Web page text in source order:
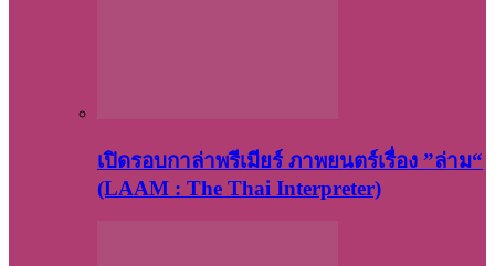
เปิดรอบกาล่าพรีเมียร์ ภาพยนตร์เรื่อง ”ล่าม“
(LAAM : The Thai Interpreter)